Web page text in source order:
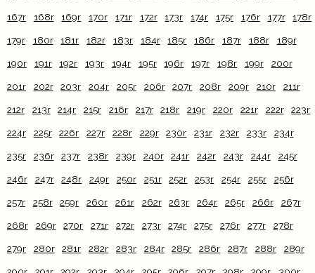
167r 168r 169r 170r 171r 172r 173r 174r 175r 176r 177r 178r
179r 180r 181r 182r 183r 184r 185r 186r 187r 188r 189r
190r 191r 192r 193r 194r 195r 196r 197r 198r 199r 200r
201r 202r 203r 204r 205r 206r 207r 208r 209r 210r 211r
212r 213r 214r 215r 216r 217r 218r 219r 220r 221r 222r 223r
224r 225r 226r 227r 228r 229r 230r 231r 232r 233r 234r
235r 236r 237r 238r 239r 240r 241r 242r 243r 244r 245r
246r 247r 248r 249r 250r 251r 252r 253r 254r 255r 256r
257r 258r 259r 260r 261r 262r 263r 264r 265r 266r 267r
268r 269r 270r 271r 272r 273r 274r 275r 276r 277r 278r
279r 280r 281r 282r 283r 284r 285r 286r 287r 288r 289r